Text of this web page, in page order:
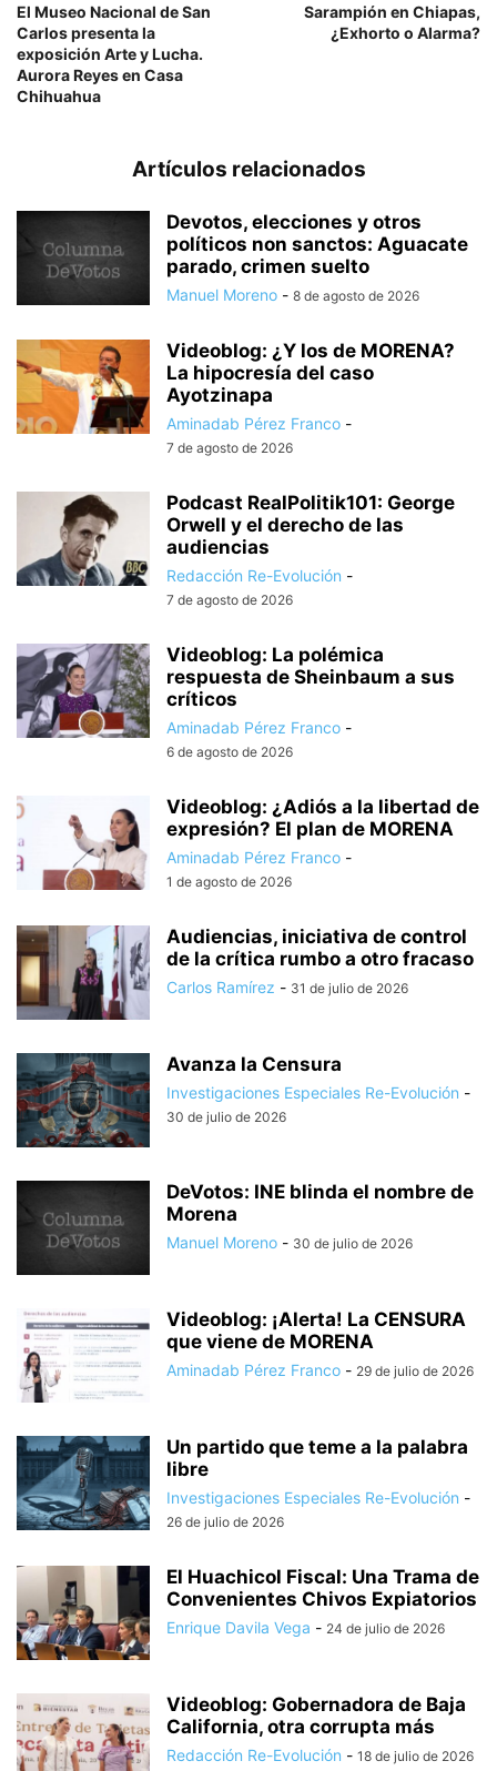
El Museo Nacional de San
Carlos presenta la
exposición Arte y Lucha.
Aurora Reyes en Casa
Chihuahua
Sarampión en Chiapas,
¿Exhorto o Alarma?
Artículos relacionados
Devotos, elecciones y otros
políticos non sanctos: Aguacate
parado, crimen suelto
Manuel Moreno - 8 de agosto de 2026
Videoblog: ¿Y los de MORENA?
La hipocresía del caso
Ayotzinapa
Aminadab Pérez Franco -
7 de agosto de 2026
Podcast RealPolitik101: George
Orwell y el derecho de las
audiencias
Redacción Re-Evolución -
7 de agosto de 2026
Videoblog: La polémica
respuesta de Sheinbaum a sus
críticos
Aminadab Pérez Franco -
6 de agosto de 2026
Videoblog: ¿Adiós a la libertad de
expresión? El plan de MORENA
Aminadab Pérez Franco -
1 de agosto de 2026
Audiencias, iniciativa de control
de la crítica rumbo a otro fracaso
Carlos Ramírez - 31 de julio de 2026
Avanza la Censura
Investigaciones Especiales Re-Evolución -
30 de julio de 2026
DeVotos: INE blinda el nombre de
Morena
Manuel Moreno - 30 de julio de 2026
Videoblog: ¡Alerta! La CENSURA
que viene de MORENA
Aminadab Pérez Franco - 29 de julio de 2026
Un partido que teme a la palabra
libre
Investigaciones Especiales Re-Evolución -
26 de julio de 2026
El Huachicol Fiscal: Una Trama de
Convenientes Chivos Expiatorios
Enrique Davila Vega - 24 de julio de 2026
Videoblog: Gobernadora de Baja
California, otra corrupta más
Redacción Re-Evolución - 18 de julio de 2026